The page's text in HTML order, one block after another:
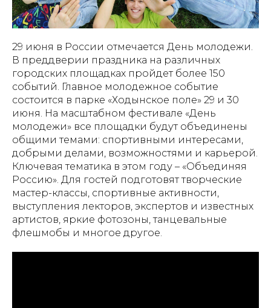
29 июня в России отмечается День молодежи.
В преддверии праздника на различных
городских площадках пройдет более 150
событий. Главное молодежное событие
состоится в парке «Ходынское поле» 29 и 30
июня. На масштабном фестивале «День
молодежи» все площадки будут объединены
общими темами: спортивными интересами,
добрыми делами, возможностями и карьерой.
Ключевая тематика в этом году – «Объединяя
Россию». Для гостей подготовят творческие
мастер-классы, спортивные активности,
выступления лекторов, экспертов и известных
артистов, яркие фотозоны, танцевальные
флешмобы и многое другое.